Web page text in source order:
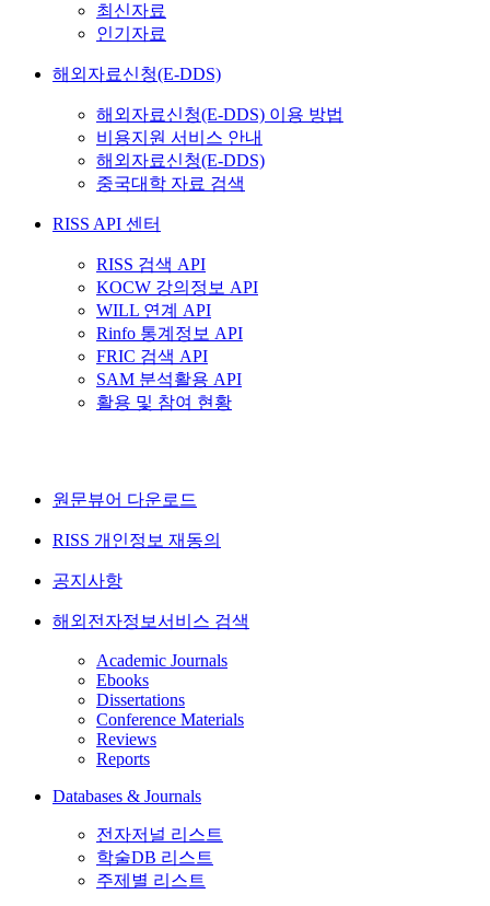
최신자료
인기자료
해외자료신청(E-DDS)
해외자료신청(E-DDS) 이용 방법
비용지원 서비스 안내
해외자료신청(E-DDS)
중국대학 자료 검색
RISS API 센터
RISS 검색 API
KOCW 강의정보 API
WILL 연계 API
Rinfo 통계정보 API
FRIC 검색 API
SAM 분석활용 API
활용 및 참여 현황
원문뷰어 다운로드
RISS 개인정보 재동의
공지사항
해외전자정보서비스 검색
Academic Journals
Ebooks
Dissertations
Conference Materials
Reviews
Reports
Databases & Journals
전자저널 리스트
학술DB 리스트
주제별 리스트